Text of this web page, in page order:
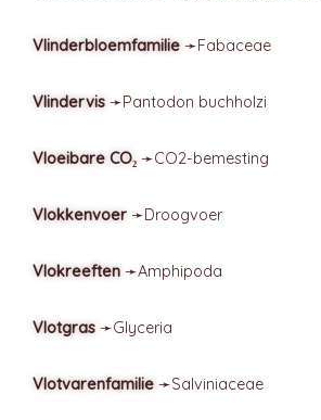
Vlinderbloemfamilie ➛Fabaceae
Vlindervis ➛Pantodon buchholzi
Vloeibare CO₂ ➛CO2-bemesting
Vlokkenvoer ➛Droogvoer
Vlokreeften ➛Amphipoda
Vlotgras ➛Glyceria
Vlotvarenfamilie ➛Salviniaceae